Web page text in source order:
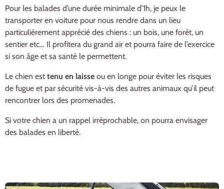
Pour les balades d’une durée minimale d’1h, je peux le
transporter en voiture pour nous rendre dans un lieu
particulièrement apprécié des chiens : un bois, une forêt, un
sentier etc… Il profitera du grand air et pourra faire de l’exercice
si son âge et sa santé le permettent.
Le chien est tenu en laisse ou en longe pour éviter les risques
de fugue et par sécurité vis-à-vis des autres animaux qu’il peut
rencontrer lors des promenades.
Si votre chien a un rappel irréprochable, on pourra envisager
des balades en liberté.